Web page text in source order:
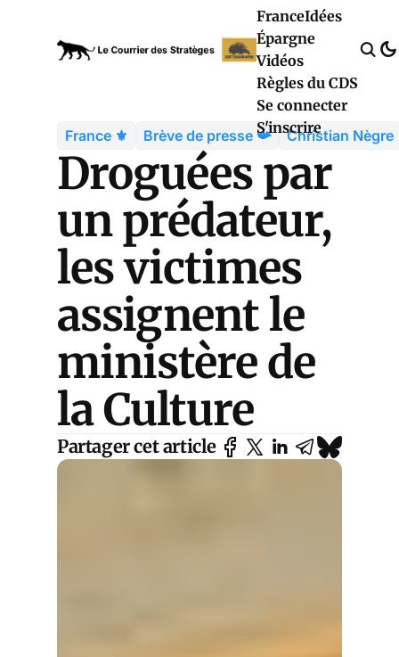
FranceIdées
Épargne
Vidéos
Règles du CDS
Se connecter
S'inscrire
France ⚜️ Brève de presse 📯 Christian Nègre
Droguées par
un prédateur,
les victimes
assignent le
ministère de
la Culture
Partager cet article